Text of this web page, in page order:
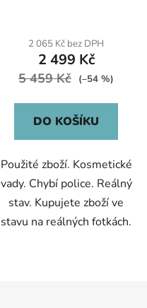
2 065 Kč bez DPH
2 499 Kč
5 459 Kč (–54 %)
DO KOŠÍKU
Použité zboží. Kosmetické
vady. Chybí police. Reálný
stav. Kupujete zboží ve
stavu na reálných fotkách.